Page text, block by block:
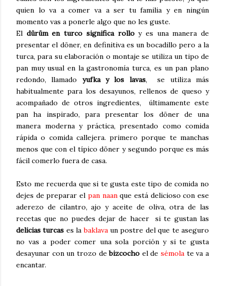
quien lo va a comer va a ser tu familia y en ningún
momento vas a ponerle algo que no les guste.
El dürümen turco significa rolloy es una manera de
presentar el döner, en definitiva es un bocadillo pero a la
turca, para su elaboración o montaje se utiliza un tipo de
pan muy usual en la gastronomía turca, es un pan plano
redondo, llamado yufka y los lavas, se utiliza más
habitualmente para los desayunos, rellenos de queso y
acompañado de otros ingredientes, últimamente este
pan ha inspirado, para presentar los döner de una
manera moderna y práctica, presentado como comida
rápida o comida callejera. primero porque te manchas
menos que con el típico döner y segundo porque es más
fácil comerlo fuera de casa.
Esto me recuerda que si te gusta este tipo de comida no
dejes de preparar el pan naanque está delicioso con ese
aderezo de cilantro, ajo y aceite de oliva, otra de las
recetas que no puedes dejar de hacer si te gustan las
delicias turcas es labaklavaun postre del que te aseguro
no vas a poder comer una sola porción y si te gusta
desayunar con un trozo debizcocho el desémola te va a
encantar.